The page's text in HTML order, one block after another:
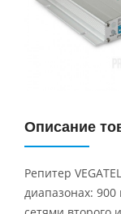
Описание
Репитер
диапазонах: